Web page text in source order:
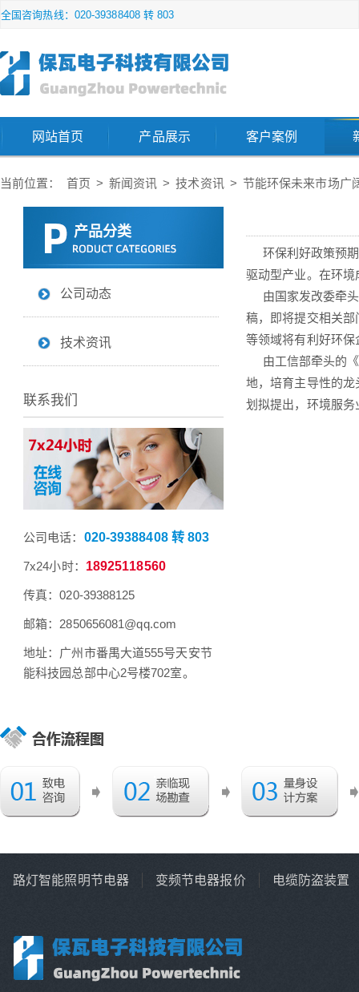
全国咨询热线：020-39388408 转 803
网站首页 产品展示 客户案例
当前位置： 首页 > 新闻资讯 > 技术资讯 > 节能环保未来市场广
环保利好政策预期
驱动型产业。在环
由国家发改委牵头
稿，即将提交相关
等领域将有利好环
由工信部牵头的《
地，培育主导性的龙
划拟提出，环境服
产品分类
公司动态
技术资讯
联系我们
公司电话： 020-39388408 转 803
7x24小时： 18925118560
传真：020-39388125
邮箱：2850656081@qq.com
地址：广州市番禺大道555号天安节
能科技园总部中心2号楼702室。
路灯智能照明节电器 变频节电器报价 电缆防盗装置